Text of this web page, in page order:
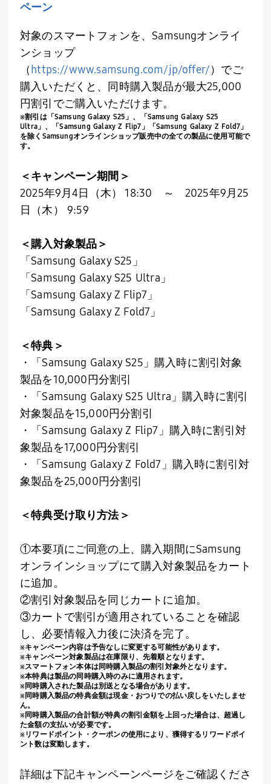
ペーン
対象のスマートフォンを、 Samsungオンライ
ンショップ
（https://www.samsung.com/jp/offer/）でご
購入いただくと、同時購入製品が最大25,000
円割引でご購入いただけます。
※割引は「 Samsung Galaxy S25 」、「 Samsung Galaxy S25
Ultra」、「Samsung Galaxy Z Flip7 」「Samsung Galaxy Z Fold7 」
を除く Samsungオンラインショップ販売中の全ての製品に使用可能で
す。
＜キャンペーン期間＞
2025年9月4日（木）18:30 ～ 2025年9月25
日（木）
9:59
＜購入対象製品＞
「 Samsung Galaxy S25 」
「 Samsung Galaxy S25 Ultra 」
「 Samsung Galaxy Z Flip7 」
「 Samsung Galaxy Z Fold7 」
＜特典＞
・「 Samsung Galaxy S25 」購入時に割引対象
製品を10,000円分割引
・「 Samsung Galaxy S25 Ultra 」購入時に割引
対象製品を15,000円分割引
・「 Samsung Galaxy Z Flip7 」購入時に割引対
象製品を17,000円分割引
・「 Samsung Galaxy Z Fold7 」購入時に割引対
象製品を25,000円分割引
＜特典受け取り方法＞
①本要項にご同意の上、購入期間にSamsung
オンラインショップにて購入対象製品をカート
に追加。
②割引対象製品を同じカートに追加。
③カートで割引が適用されていることを確認
し、必要情報入力後に決済を完了。
※キャンペーン内容は予告なしに変更する可能性があります。
※キャンペーン対象製品は在庫限り、先着順となります。
※スマートフォン本体は同時購入製品の割引対象外となります。
※本特典は製品の同時購入時のみに適用されます。
※同時購入された製品は別送となる場合があります。
※同時購入製品の特典金額は現金・おつりでの払い戻しをいたしませ
ん。
※同時購入製品の合計額が特典の割引金額を上回った場合は、超過し
た金額の支払いが必要です。
※リワードポイント・クーポンの使用により、獲得するリワードポイ
ント数は変動します。
詳細は下記キャンペーンページをご確認くださ